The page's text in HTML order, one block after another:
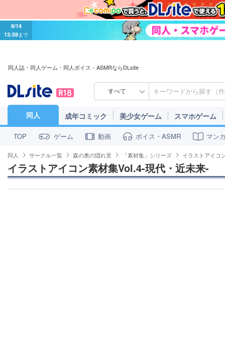
9/14
13:59まで
同人誌・同人ゲーム・同人ボイス・ASMRならDLsite
すべて
同人 成年コミック 美少女ゲーム スマホゲーム
TOP ゲーム 動画 ボイス・ASMR マン
同人 サークル一覧 森の奥の隠れ里 「素材集」シリーズ イラストアイコ
イラストアイコン素材集Vol.4-現代・近未来-